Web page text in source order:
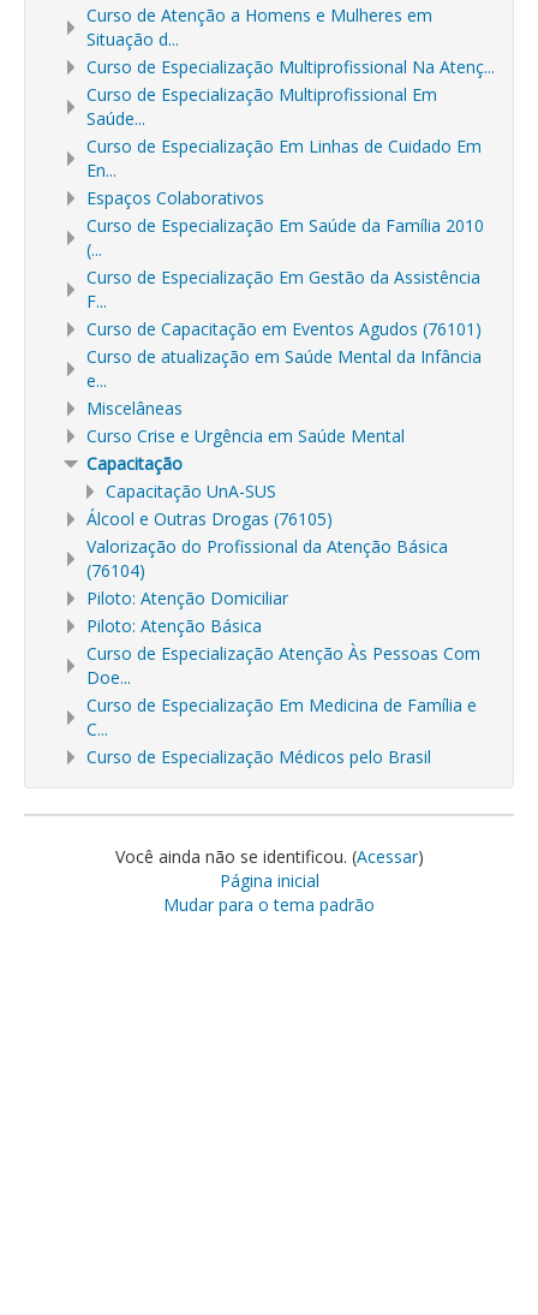
Curso de Atenção a Homens e Mulheres em
Situação d...
Curso de Especialização Multiprofissional Na Atenç...
Curso de Especialização Multiprofissional Em
Saúde...
Curso de Especialização Em Linhas de Cuidado Em
En...
Espaços Colaborativos
Curso de Especialização Em Saúde da Família 2010
(...
Curso de Especialização Em Gestão da Assistência
F...
Curso de Capacitação em Eventos Agudos (76101)
Curso de atualização em Saúde Mental da Infância
e...
Miscelâneas
Curso Crise e Urgência em Saúde Mental
Capacitação
Capacitação UnA-SUS
Álcool e Outras Drogas (76105)
Valorização do Profissional da Atenção Básica
(76104)
Piloto: Atenção Domiciliar
Piloto: Atenção Básica
Curso de Especialização Atenção Às Pessoas Com
Doe...
Curso de Especialização Em Medicina de Família e
C...
Curso de Especialização Médicos pelo Brasil
Você ainda não se identificou. (Acessar)
Página inicial
Mudar para o tema padrão